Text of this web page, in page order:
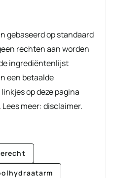
rechten aan worden
ingrediëntenlijst
een betaalde
op deze pagina
meer: disclaimer.